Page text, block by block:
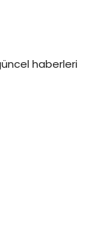
haberleri